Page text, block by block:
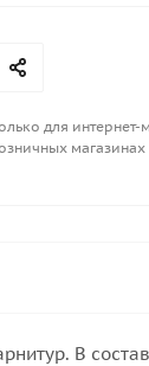
для
магазинах
В